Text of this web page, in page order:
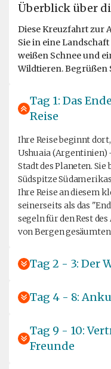
Überblick über
Diese Kreuzfahrt zur
Sie in eine
weißen Schnee und
Wildtieren. Begrüßen
Tag 1: Das
Reise
Ihre Reise beginnt
Ushuaia (Argentinien)
Stadt des Planeten.
Südspitze
Ihre Reise an diesem
seinerseits als das
segeln für den Rest
von Bergen
Tag 2 - 3: Der
Tag 4 - 8:
Tag 9 - 10:
Freunde